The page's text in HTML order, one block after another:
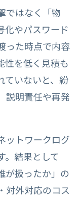
ではなく「物
化やパスワード
った時点で内容
性を低く見積も
ていないと、紛
説明責任や再発
ットワークログ
。結果として
が扱ったか」の
対外対応のコス